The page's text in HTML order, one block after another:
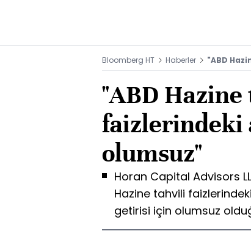
Bloomberg HT Haberler "ABD
"ABD
faizlerindeki
olumsuz"
Horan Capital Advisors
Hazine tahvili
getirisi için olumsuz